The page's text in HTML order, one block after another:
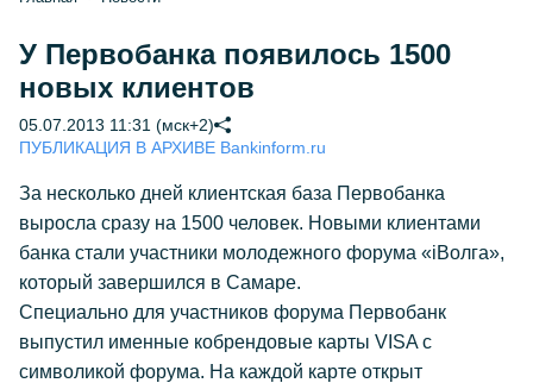
У Первобанка появилось 1500
новых клиентов
05.07.2013 11:31 (мск+2)
ПУБЛИКАЦИЯ В АРХИВЕ Bankinform.ru
За несколько дней клиентская база Первобанка
выросла сразу на 1500 человек. Новыми клиентами
банка стали участники молодежного форума «iВолга»,
который завершился в Самаре.
Специально для участников форума Первобанк
выпустил именные кобрендовые карты VISA с
символикой форума. На каждой карте открыт